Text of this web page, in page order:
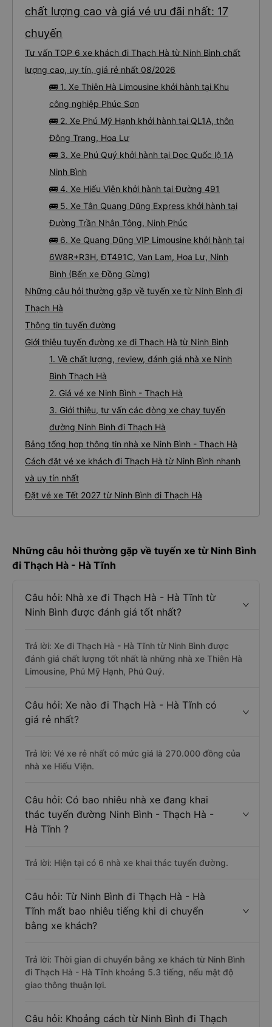
chất lượng cao và giá vé ưu đãi nhất: 17
chuyến
Tư vấn TOP 6 xe khách đi Thạch Hà từ Ninh Bình chất
lượng cao, uy tín, giá rẻ nhất 08/2026
🚌 1. Xe Thiên Hà Limousine khởi hành tại Khu
công nghiệp Phúc Sơn
🚌 2. Xe Phú Mỹ Hạnh khởi hành tại QL1A, thôn
Đông Trang, Hoa Lư
🚌 3. Xe Phú Quý khởi hành tại Dọc Quốc lộ 1A
Ninh Bình
🚌 4. Xe Hiếu Viện khởi hành tại Đường 491
🚌 5. Xe Tân Quang Dũng Express khởi hành tại
Đường Trần Nhân Tông, Ninh Phúc
🚌 6. Xe Quang Dũng VIP Limousine khởi hành tại
6W8R+R3H, ĐT491C, Van Lam, Hoa Lư, Ninh
Bình (Bến xe Đồng Gừng)
Những câu hỏi thường gặp về tuyến xe từ Ninh Bình đi
Thạch Hà
Thông tin tuyến đường
Giới thiệu tuyến đường xe đi Thạch Hà từ Ninh Bình
1. Về chất lượng, review, đánh giá nhà xe Ninh
Bình Thạch Hà
2. Giá vé xe Ninh Bình - Thạch Hà
3. Giới thiệu, tư vấn các dòng xe chạy tuyến
đường Ninh Bình đi Thạch Hà
Bảng tổng hợp thông tin nhà xe Ninh Bình - Thạch Hà
Cách đặt vé xe khách đi Thạch Hà từ Ninh Bình nhanh
và uy tín nhất
Đặt vé xe Tết 2027 từ Ninh Bình đi Thạch Hà
Những câu hỏi thường gặp về tuyến xe từ Ninh Bình
đi Thạch Hà - Hà Tĩnh
Câu hỏi: Nhà xe đi Thạch Hà - Hà Tĩnh từ
Ninh Bình được đánh giá tốt nhất?
Trả lời: Xe đi Thạch Hà - Hà Tĩnh từ Ninh Bình được
đánh giá chất lượng tốt nhất là những nhà xe Thiên Hà
Limousine, Phú Mỹ Hạnh, Phú Quý.
Câu hỏi: Xe nào đi Thạch Hà - Hà Tĩnh có
giá rẻ nhất?
Trả lời: Vé xe rẻ nhất có mức giá là 270.000 đồng của
nhà xe Hiếu Viện.
Câu hỏi: Có bao nhiêu nhà xe đang khai
thác tuyến đường Ninh Bình - Thạch Hà -
Hà Tĩnh ?
Trả lời: Hiện tại có 6 nhà xe khai thác tuyến đường.
Câu hỏi: Từ Ninh Bình đi Thạch Hà - Hà
Tĩnh mất bao nhiêu tiếng khi di chuyển
bằng xe khách?
Trả lời: Thời gian di chuyển bằng xe khách từ Ninh Bình
đi Thạch Hà - Hà Tĩnh khoảng 5.3 tiếng, nếu mật độ
giao thông thuận lợi.
Câu hỏi: Khoảng cách từ Ninh Bình đi Thạch